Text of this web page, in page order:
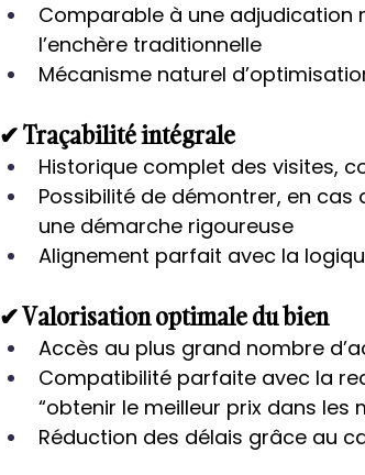
Comparable à une adjudication
l’enchère traditionnelle
Mécanisme naturel
✔ Traçabilité intégrale
Historique complet des visites,
Possibilité de démontrer, en
une démarche rigoureuse
Alignement parfait avec la
✔ Valorisation optimale du bien
Accès au plus grand nombre
Compatibilité parfaite avec la
“obtenir le meilleur prix dans les
Réduction des délais grâce au